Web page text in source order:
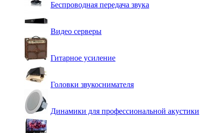
Беспроводная передача звука
Видео серверы
Гитарное усиление
Головки звукоснимателя
Динамики для профессиональной акустики